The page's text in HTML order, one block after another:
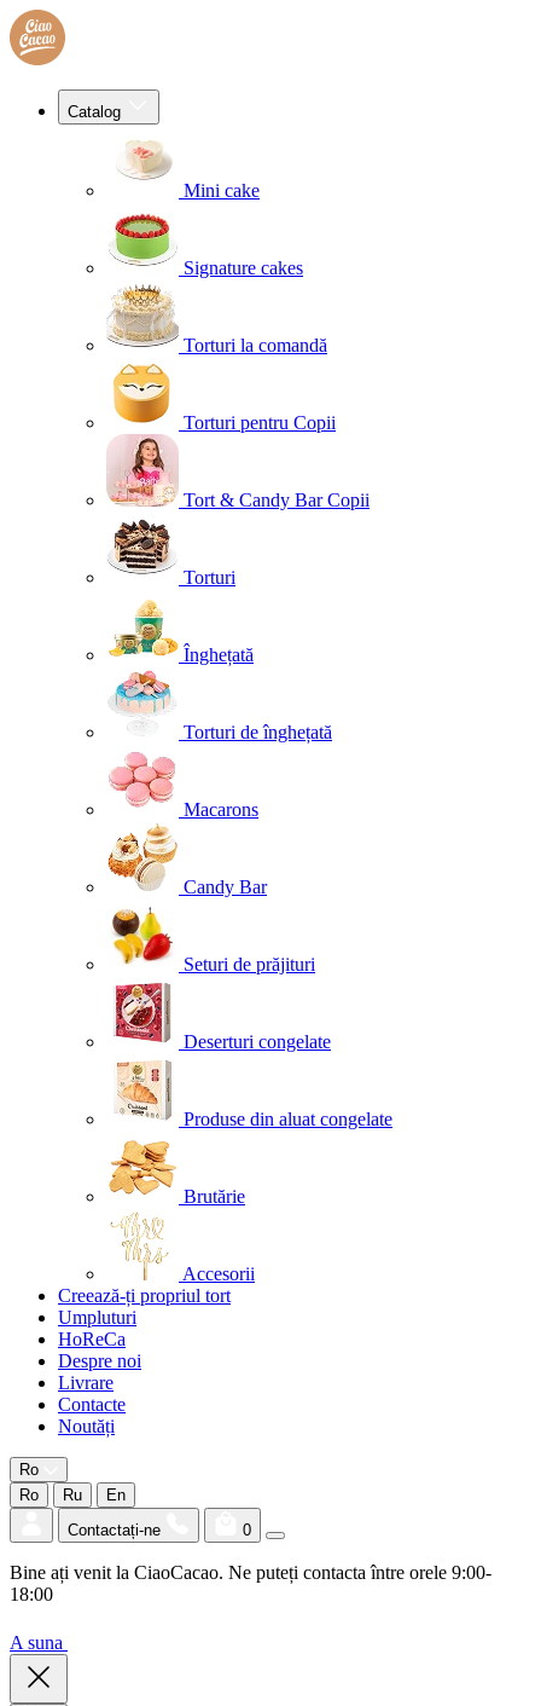
Catalog
Mini cake
Signature cakes
Torturi la comandă
Torturi pentru Copii
Tort & Candy Bar Copii
Torturi
Înghețată
Torturi de înghețată
Macarons
Candy Bar
Seturi de prăjituri
Deserturi congelate
Produse din aluat congelate
Brutărie
Accesorii
Creează-ți propriul tort
Umpluturi
HoReCa
Despre noi
Livrare
Contacte
Noutăți
Ro
Ro
Ru
En
Contactați-ne
0
Bine ați venit la CiaoCacao. Ne puteți contacta între orele 9:00-
18:00
A suna